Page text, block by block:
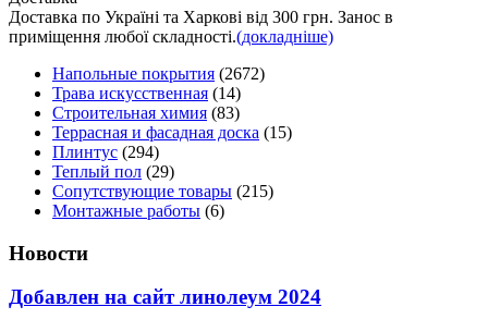
Доставка по Україні та Харкові від 300 грн. Занос в
приміщення любої складності.(докладніше)
Напольные покрытия (2672)
Трава искусственная (14)
Строительная химия (83)
Террасная и фасадная доска (15)
Плинтус (294)
Теплый пол (29)
Сопутствующие товары (215)
Монтажные работы (6)
Новости
Добавлен на сайт линолеум 2024